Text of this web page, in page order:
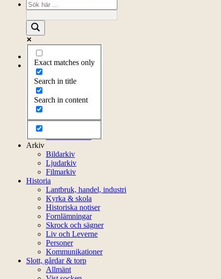
Exact matches only
Search in title
Search in content
Startsida
Om föreningen
Årsprogram
Styrelsen
Litteratur
Arkiv
Bildarkiv
Ljudarkiv
Filmarkiv
Historia
Lantbruk, handel, industri
Kyrka & skola
Historiska notiser
Fornlämningar
Skrock och sägner
Liv och Leverne
Personer
Kommunikationer
Slott, gårdar & torp
Allmänt